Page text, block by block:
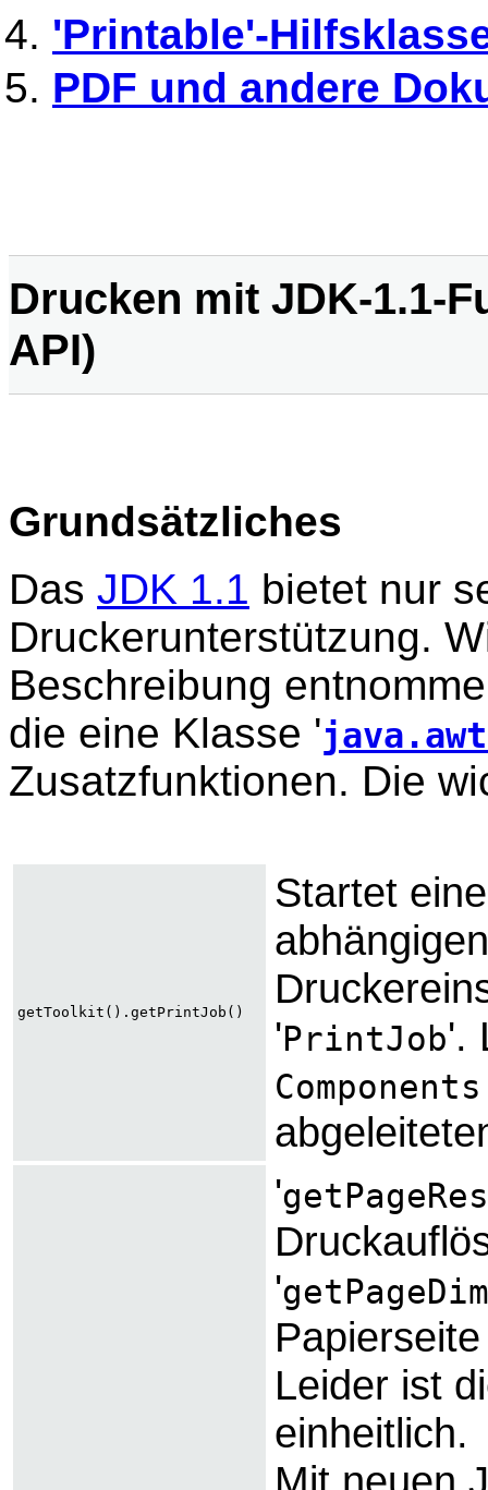
'Printable'-
PDF und andere
Drucken mit JDK-1.1-
API)
Grundsätzliches
Das JDK 1.1 bietet nur
Druckerunterstützung.
Beschreibung
die eine Klasse '
Zusatzfunktionen. Die
getToolkit().getPrintJob()
Startet
'PrintJob'.
Components
'
'
Leider ist
einheitlich.
Mit neuen